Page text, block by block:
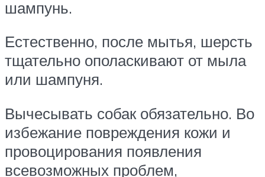
шампунь.
Естественно, после мытья, шерсть
тщательно ополаскивают от мыла
или шампуня.
Вычесывать собак обязательно. Во
избежание повреждения кожи и
провоцирования появления
всевозможных проблем,